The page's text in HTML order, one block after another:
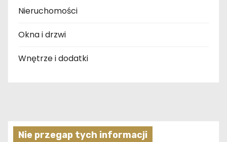
Nieruchomości
Okna i drzwi
Wnętrze i dodatki
Nie przegap tych informacji